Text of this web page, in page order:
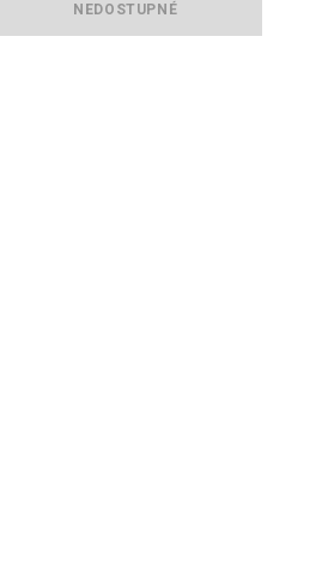
NEDOSTUPNÉ